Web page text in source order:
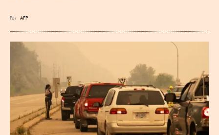
Por AFP